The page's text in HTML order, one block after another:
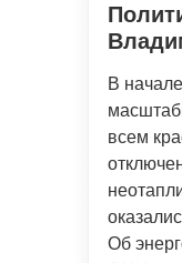
В
всем
Об